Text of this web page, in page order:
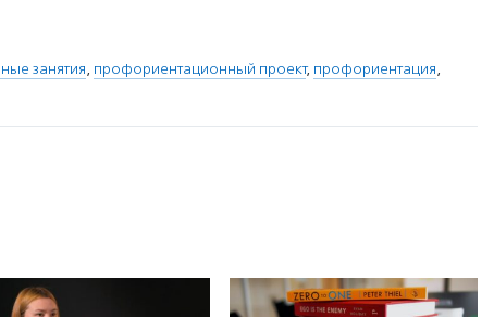
занятия, профориентационный проект, профориентация,